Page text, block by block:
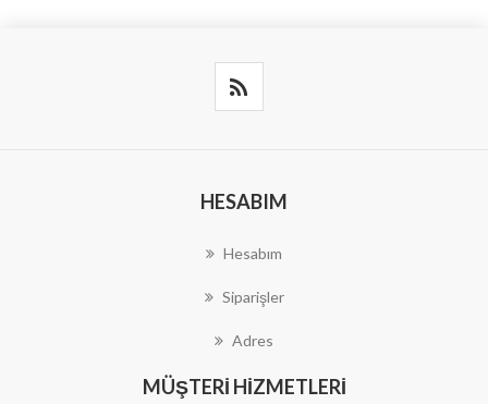
HESABIM
Hesabım
Siparişler
Adres
MÜŞTERI HIZMETLERI